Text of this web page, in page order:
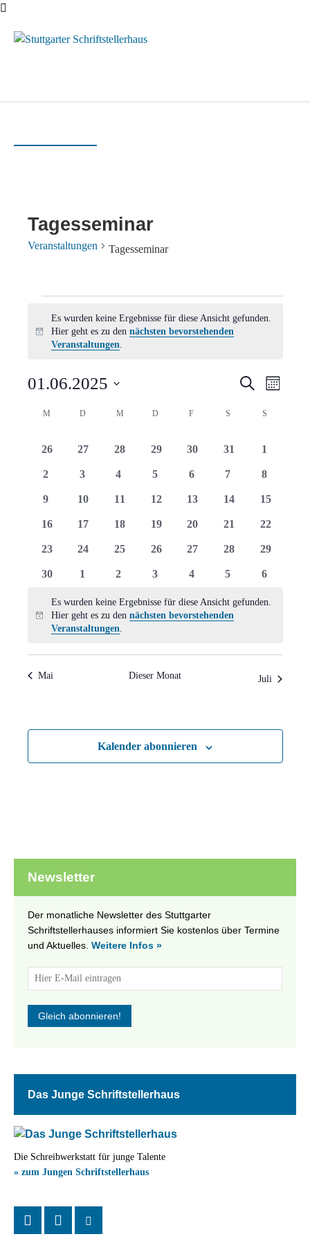
Tagesseminar
Veranstaltungen Tagesseminar
Hinweis
Es wurden keine Ergebnisse für diese Ansicht gefunden.
Hier geht es zu den nächsten bevorstehenden
Veranstaltungen.
Suche
SucheMonat
01.06.2025
Kalender
von
Veranstaltungen
M MONTAG
DDIENSTAG
M MITTWOCH
D DONNERSTAG
F FREITAGS SAMSTAG
S
0
26
0
27
0
28
0
29
0
30
0
31
0
1
0
2
0
3
0
4
0
5
0
6
0
7
0
8
0
9
0
10
0
11
0
12
0
13
0
14
0
15
0
16
0
17
0
18
0
19
0
20
0
21
0
22
0
23
0
24
0
25
0
26
0
27
0
28
0
29
0
30
0
1
0
2
0
3
0
4
0
5
0
6
Hinweis
Es wurden keine Ergebnisse für diese Ansicht gefunden.
Hier geht es zu den nächsten bevorstehenden
Veranstaltungen.
Mai Dieser Monat Juli
Kalender abonnieren
Newsletter
Der monatliche Newsletter des Stuttgarter
Schriftstellerhauses informiert Sie kostenlos über Termine
und Aktuelles. Weitere Infos »
Das Junge Schriftstellerhaus
Die Schreibwerkstatt für junge Talente
» zum Jungen Schriftstellerhaus